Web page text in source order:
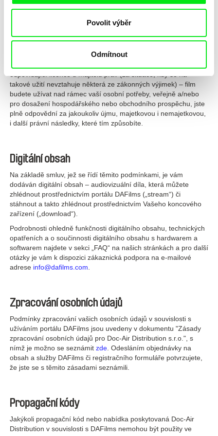
Povolit výběr
Odmítnout
určeny pouze pro vaši osobní potřebu. Filmy zásadně nejsou
určeny pro užití ze strany uživatelů za účelem dosažení přímého
uživatelé nejsou oprávněni poskytnuté filmy zveřejnit, kopírovat,
šířit, sdělovat veřejnosti či jakkoliv jinak užít.
odpovídající licence u majitelů práv (za situace, kdy se na
takové užití nevztahuje některá ze zákonných výjimek) – film
budete užívat nad rámec vaší osobní potřeby, veřejně a/nebo
pro dosažení hospodářského nebo obchodního prospěchu, jste
plně odpovědní za jakoukoliv újmu, majetkovou i nemajetkovou,
i další právní následky, které tím způsobíte.
Digitální obsah
Na základě smluv, jež se řídí těmito podmínkami, je vám
dodáván digitální obsah – audiovizuální díla, která můžete
zhlédnout prostřednictvím portálu DAFilms („stream“) či
stáhnout a takto zhlédnout prostřednictvím Vašeho koncového
zařízení („download“).
Podrobnosti ohledně funkčnosti digitálního obsahu, technických
opatřeních a o součinnosti digitálního obsahu s hardwarem a
softwarem najdete v sekci „FAQ“ na našich stránkách a pro další
otázky je vám k dispozici zákaznická podpora na e-mailové
adrese info@dafilms.com
Zpracování osobních údajů
Podmínky zpracování vašich osobních údajů v souvislosti s
užíváním portálu DAFilms jsou uvedeny v dokumentu "Zásady
zpracování osobních údajů pro Doc-Air Distribution s.r.o.", s
nímž je možno se seznámit zde . Odesláním objednávky na
obsah a služby DAFilms či registračního formuláře potvrzujete,
že jste se s těmito zásadami seznámili.
Propagační kódy
Jakýkoli propagační kód nebo nabídka poskytovaná Doc-Air
Distribution v souvislosti s DAFilms nemohou být použity ve